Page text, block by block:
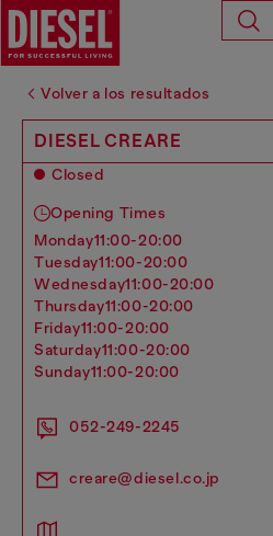
Volver a los resultados
DIESEL CREARE
Closed
Opening Times
monday11:00-20:00
tuesday11:00-20:00
wednesday11:00-20:00
thursday11:00-20:00
friday11:00-20:00
saturday11:00-20:00
sunday11:00-20:00
052-249-2245
creare@diesel.co.jp